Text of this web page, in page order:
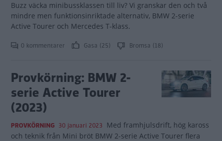
Buzz väcka minibussklassen till liv? Vi granskar den och två
mindre men funktionsinriktade alternativ, BMW 2-serie
Active Tourer och Mercedes T-klass.
0 kommentarer Gasa (25) Bromsa (18)
Provkörning: BMW 2-
serie Active Tourer
(2023)
PROVKÖRNING 30 januari 2023 Med framhjulsdrift, hög kaross
och teknik från Mini bröt BMW 2-serie Active Tourer flera